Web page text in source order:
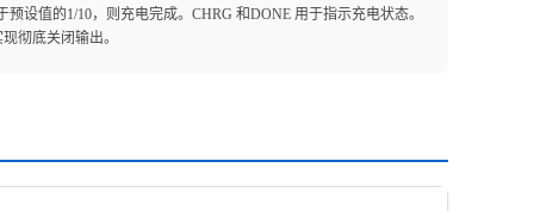
设值的1/10，则充电完成。CHRG 和DONE 用于指示充电状态。
彻底关闭输出。